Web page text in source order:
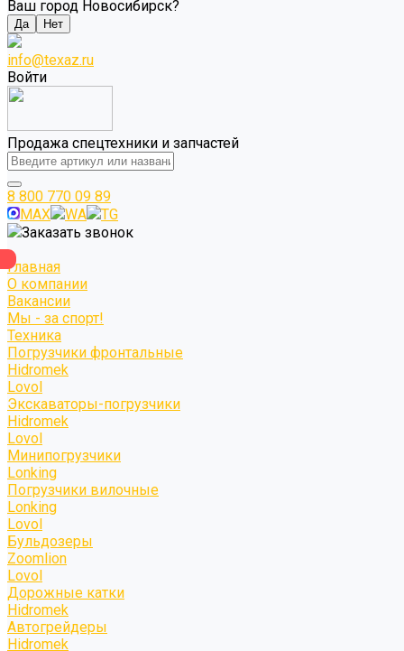
Ваш город Новосибирск?
Да Нет
info@texaz.ru
Войти
Продажа спецтехники и запчастей
8 800 770 09 89
MAX
WA
TG
Заказать звонок
Главная
О компании
Вакансии
Мы - за спорт!
Техника
Погрузчики фронтальные
Hidromek
Lovol
Экскаваторы-погрузчики
Hidromek
Lovol
Минипогрузчики
Lonking
Погрузчики вилочные
Lonking
Lovol
Бульдозеры
Zoomlion
Lovol
Дорожные катки
Hidromek
Автогрейдеры
Hidromek